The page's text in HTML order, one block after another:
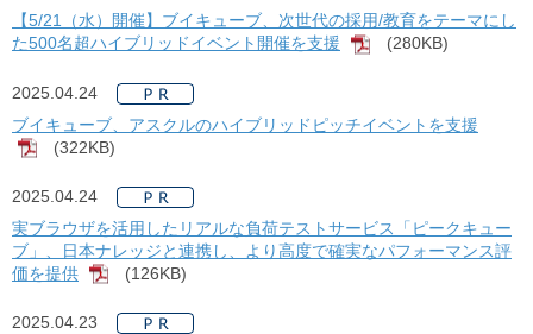
【5/21（水）開催】ブイキューブ、次世代の採用/教育をテーマにし
た500名超ハイブリッドイベント開催を支援
[PDF]
(280KB)
2025.04.24
ブイキューブ、アスクルのハイブリッドピッチイベントを支援
[PDF]
(322KB)
2025.04.24
実ブラウザを活用したリアルな負荷テストサービス「ピークキュー
ブ」、日本ナレッジと連携し、より高度で確実なパフォーマンス評
価を提供
[PDF]
(126KB)
2025.04.23